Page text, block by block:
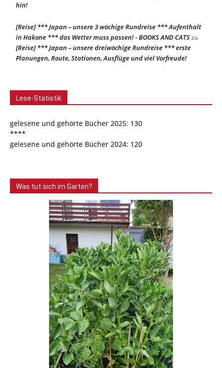
hin!
[Reise] *** Japan – unsere 3 wöchige Rundreise *** Aufenthalt
in Hakone *** das Wetter muss passen! - BOOKS AND CATSzu
[Reise] *** Japan – unsere dreiwöchige Rundreise *** erste
Planungen, Route, Stationen, Ausflüge und viel Vorfreude!
Lese-Statistik
gelesene und gehörte Bücher 2025: 130
****
gelesene und gehörte Bücher 2024: 120
Was tut sich im Garten?